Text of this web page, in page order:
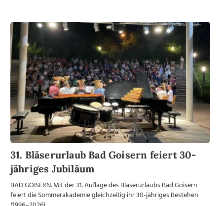
31. Bläserurlaub Bad Goisern feiert 30-
jähriges Jubiläum
BAD GOISERN. Mit der 31. Auflage des Bläserurlaubs Bad Goisern
feiert die Sommerakademie gleichzeitig ihr 30-jähriges Bestehen